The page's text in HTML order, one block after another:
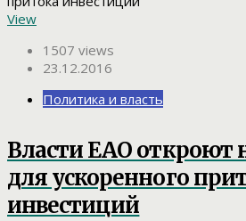
View
1507 views
23.12.2016
Политика и власть
Власти ЕАО откроют
для ускоренного
инвестиций